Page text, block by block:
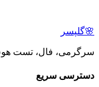
🌸گلپسر
سرگرمی، فال، تست
دسترسی سریع